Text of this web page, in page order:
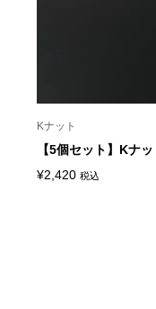
Kナット
【5個セット】Kナ
¥2,420 税込